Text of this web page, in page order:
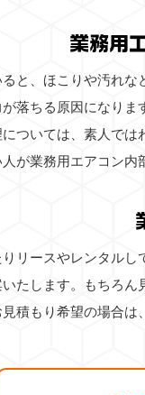
業務用
と、ほこりや汚れ
落ちる原因になり
ついては、素人で
が業務用エアコン
リースやレンタル
たします。もちろ
積もり希望の場合